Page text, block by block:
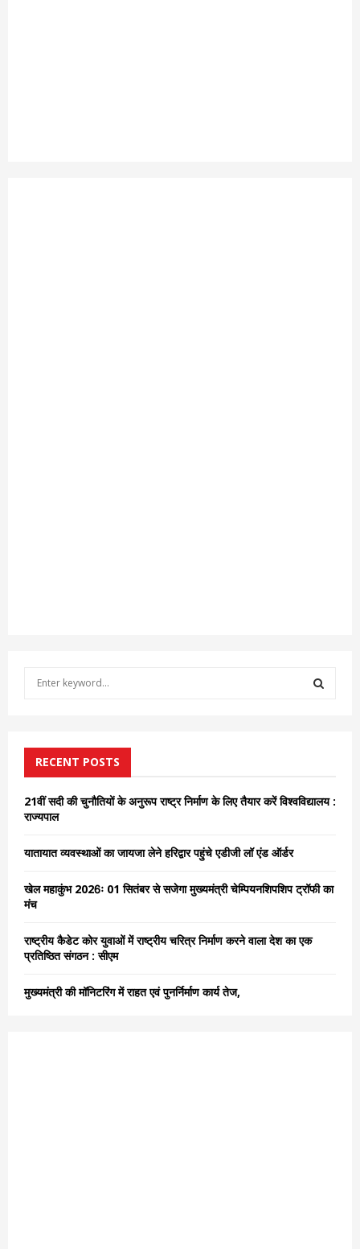
f
o
r
RECENT POSTS
21वीं सदी की चुनौतियों के अनुरूप राष्ट्र निर्माण के लिए तैयार करें विश्वविद्यालय :
राज्यपाल
यातायात व्यवस्थाओं का जायजा लेने हरिद्वार पहुंचे एडीजी लॉ एंड ऑर्डर
खेल महाकुंभ 2026ः 01 सितंबर से सजेगा मुख्यमंत्री चेम्पियनशिपशिप ट्रॉफी का
मंच
राष्ट्रीय कैडेट कोर युवाओं में राष्ट्रीय चरित्र निर्माण करने वाला देश का एक
प्रतिष्ठित संगठन : सीएम
मुख्यमंत्री की मॉनिटरिंग में राहत एवं पुनर्निर्माण कार्य तेज,